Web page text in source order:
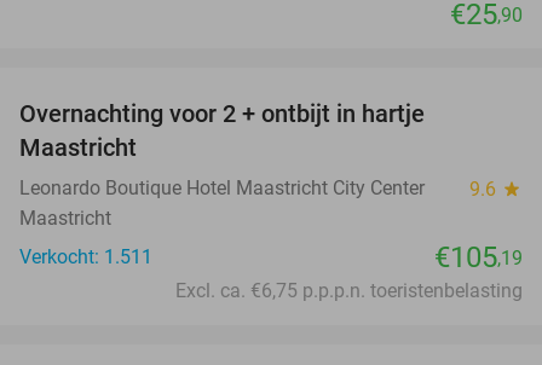
€25,90
Overnachting voor 2 + ontbijt in hartje
Maastricht
Leonardo Boutique Hotel Maastricht City Center 9.6 star
Maastricht
Verkocht: 1.511
€105,19
Excl. ca. €6,75 p.p.p.n. toeristenbelasting